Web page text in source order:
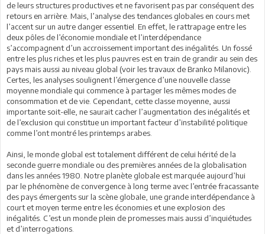
de leurs structures productives et ne favorisent pas par conséquent des
retours en arrière. Mais, l’analyse des tendances globales en cours met
l’accent sur un autre danger essentiel. En effet, le rattrapage entre les
deux pôles de l’économie mondiale et l’interdépendance
s’accompagnent d’un accroissement important des inégalités. Un fossé
entre les plus riches et les plus pauvres est en train de grandir au sein des
pays mais aussi au niveau global (voir les travaux de Branko Milanovic).
Certes, les analyses soulignent l’émergence d’une nouvelle classe
moyenne mondiale qui commence à partager les mêmes modes de
consommation et de vie. Cependant, cette classe moyenne, aussi
importante soit-elle, ne saurait cacher l’augmentation des inégalités et
de l’exclusion qui constitue un important facteur d’instabilité politique
comme l’ont montré les printemps arabes.
Ainsi, le monde global est totalement différent de celui hérité de la
seconde guerre mondiale ou des premières années de la globalisation
dans les années 1980. Notre planète globale est marquée aujourd’hui
par le phénomène de convergence à long terme avec l’entrée fracassante
des pays émergents sur la scène globale, une grande interdépendance à
court et moyen terme entre les économies et une explosion des
inégalités. C’est un monde plein de promesses mais aussi d’inquiétudes
et d’interrogations.